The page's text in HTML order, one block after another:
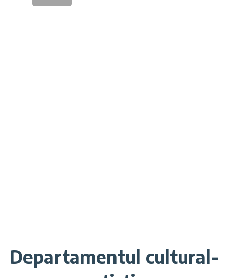
Departamentul cultural-